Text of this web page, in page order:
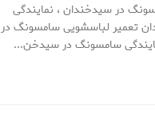
در سیدخندان ، نمایندگی
تعمیر لباسشویی سامسونگ در
سامسونگ در سیدخن...